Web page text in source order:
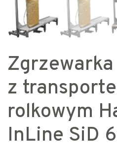
z
rolkowym
InLine SiD